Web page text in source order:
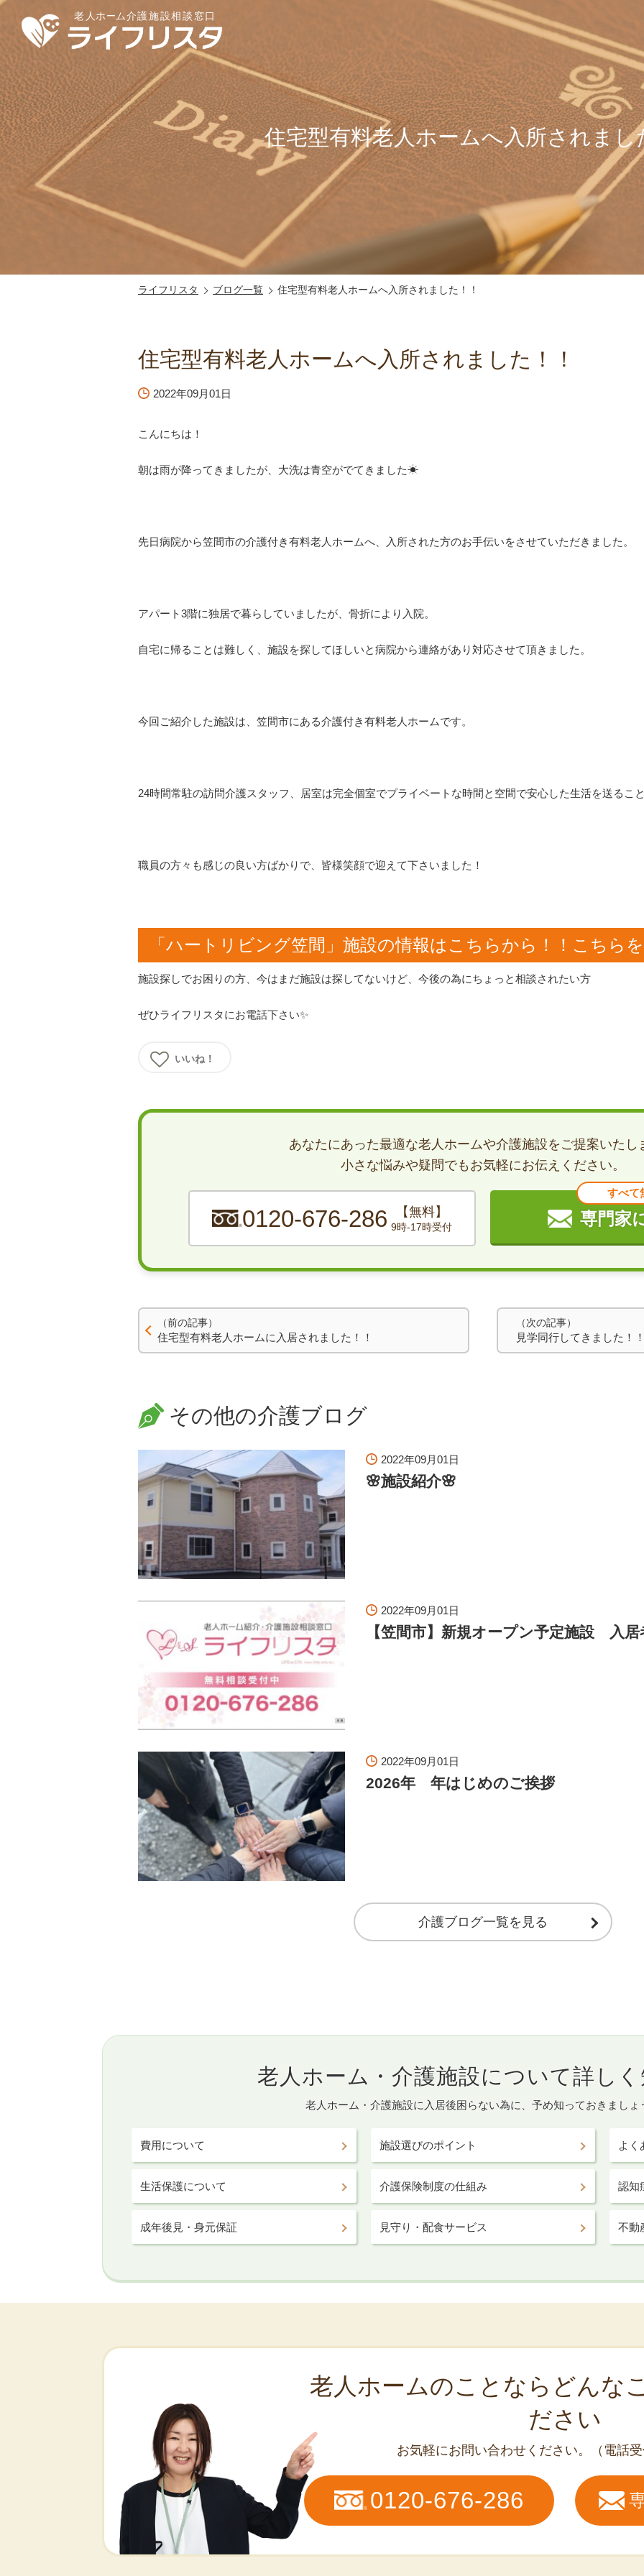
住宅型有料老人ホームへ入所されまし
ライフリスタ ブログ一覧 住宅型有料老人ホームへ入所されました！！
住宅型有料老人ホームへ入所されました！！
2022年09月01日
こんにちは！
朝は雨が降ってきましたが、大洗は青空がでてきました☀
先日病院から笠間市の介護付き有料老人ホームへ、入所された方のお手伝いをさせていただきました。
アパート3階に独居で暮らしていましたが、骨折により入院。
自宅に帰ることは難しく、施設を探してほしいと病院から連絡があり対応させて頂きました。
今回ご紹介した施設は、笠間市にある介護付き有料老人ホームです。
24時間常駐の訪問介護スタッフ、居室は完全個室でプライベートな時間と空間で安心した生活を送るこ
職員の方々も感じの良い方ばかりで、皆様笑顔で迎えて下さいました！
「ハートリビング笠間」施設の情報はこちらから！！こちら
施設探しでお困りの方、今はまだ施設は探してないけど、今後の為にちょっと相談されたい方
ぜひライフリスタにお電話下さい✨
いいね！
あなたにあった最適な老人ホームや介護施設をご提案いたし
小さな悩みや疑問でもお気軽にお伝えください。
0120-676-286 【無料】
9時-17時受付
すべて
専門家
（前の記事）
住宅型有料老人ホームに入居されました！！
（次の記事）
見学同行してきました！
その他の介護ブログ
2022年09月01日
🌸施設紹介🌸
2022年09月01日
【笠間市】新規オープン予定施設 入
2022年09月01日
2026年 年はじめのご挨拶
介護ブログ一覧を見る
老人ホーム・介護施設について詳し
老人ホーム・介護施設に入居後困らない為に、予め知っておきましょ
費用について 施設選びのポイント よく
生活保護について 介護保険制度の仕組み 認知
成年後見・身元保証 見守り・配食サービス 不動
老人ホームのことなら どんな
ださい
お気軽にお問い合わせください。 （電話
0120-676-286